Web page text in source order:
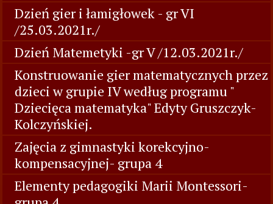
Dzień gier i łamigłowek - gr VI
/25.03.2021r./
Dzień Matemetyki -gr V /12.03.2021r./
Konstruowanie gier matematycznych przez
dzieci w grupie IV według programu "
Dziecięca matematyka" Edyty Gruszczyk-
Kolczyńskiej.
Zajęcia z gimnastyki korekcyjno-
kompensacyjnej- grupa 4
Elementy pedagogiki Marii Montessori-